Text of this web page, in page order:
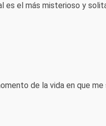
es el más misterioso y
de la vida en que